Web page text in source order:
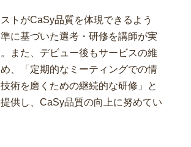
トがCaSy品質を体現できるよう
に基づいた選考・研修を講師が実
また、デビュー後もサービスの維
、「定期的なミーティングでの情
術を磨くための継続的な研修」と
供し、CaSy品質の向上に努めてい